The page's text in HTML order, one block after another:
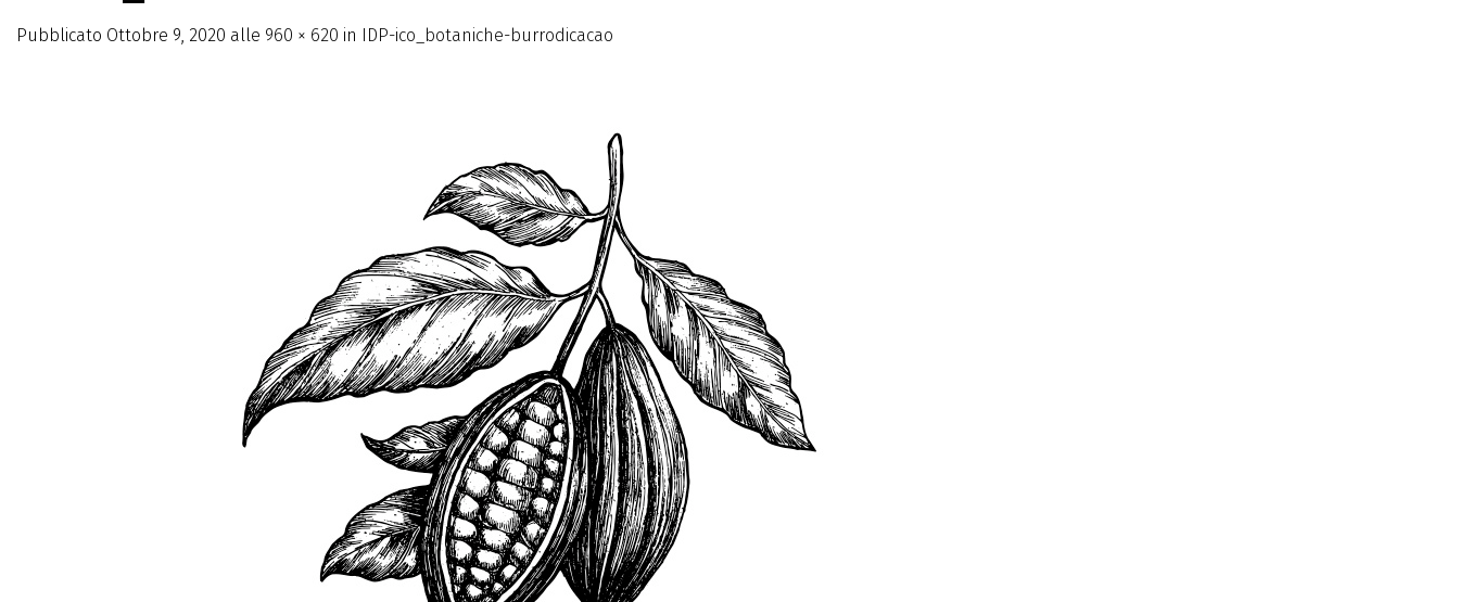
Pubblicato Ottobre 9, 2020 alle 960 × 620 in IDP-ico_botaniche-burrodicacao